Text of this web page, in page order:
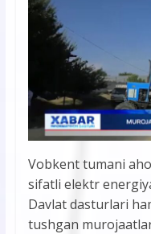
Vobkent tumani
sifatli elektr
Davlat dasturlari
tushgan